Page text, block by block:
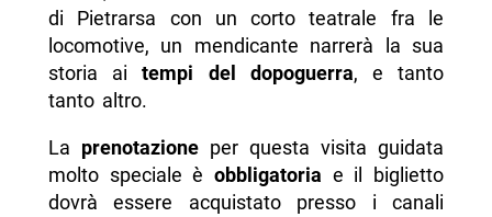
di Pietrarsa con un corto teatrale fra le
locomotive, un mendicante narrerà la sua
storia aitempi del dopoguerra, e tanto
tanto altro.
La prenotazioneper questa visita guidata
molto speciale è obbligatoria e il biglietto
dovrà essere acquistato presso i canali